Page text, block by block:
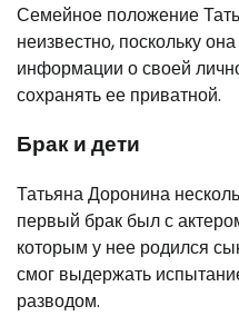
Семейное положение
неизвестно, поскольку
информации о своей
сохранять ее приватной.
Брак и дети
Татьяна Доронина
первый брак был с
которым у нее родился
смог выдержать
разводом.